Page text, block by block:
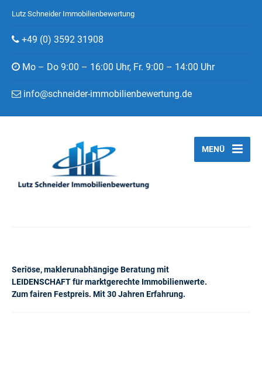
Lutz Schneider Immobilienbewertung
+49 (0) 3592 31908
Mo – Do 9:00 – 16:00 Uhr, Fr. 9:00 – 14:00 Uhr
info@schneider-immobilienbewertung.de
Seriöse, maklerunabhängige Beratung mit
LEIDENSCHAFT für marktgerechte Immobilienwerte.
Zum fairen Festpreis. Mit 30 Jahren Erfahrung.
MENÜ